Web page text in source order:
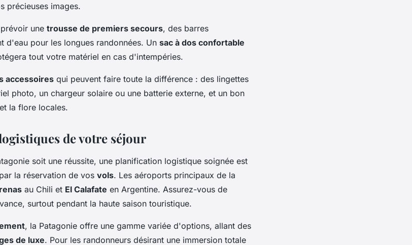
précieuses images.
une trousse de premiers secours, des barres
d'eau pour les longues randonnées. Un sac à dos confortable
tout votre matériel en cas d'intempéries.
accessoires qui peuvent faire toute la différence : des lingettes
photo, un chargeur solaire ou une batterie externe, et un bon
la flore locales.
de votre séjour
soit une réussite, une planification logistique soignée est
la réservation de vos vols. Les aéroports principaux de la
au Chili et El Calafate en Argentine. Assurez-vous de
surtout pendant la haute saison touristique.
, la Patagonie offre une gamme variée d'options, allant des
de luxe. Pour les randonneurs désirant une immersion totale